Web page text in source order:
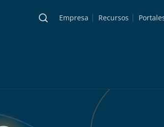
Empresa Recursos